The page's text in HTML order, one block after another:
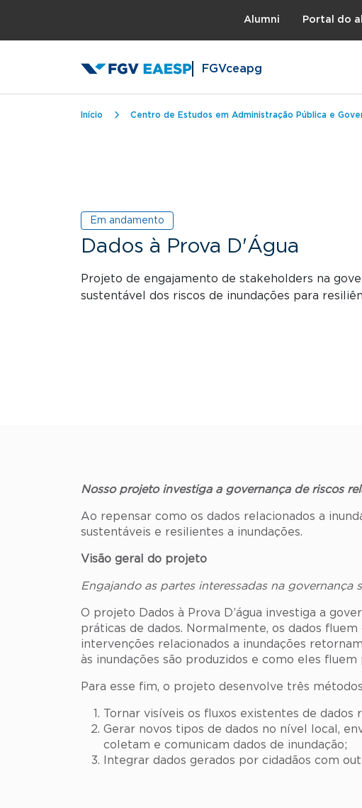
Alumni Portal do
FGVceapg
Trilha de navegação
Início Centro de Estudos em Administração Pública e
Em andamento
Dados à Prova D'Água
Projeto de engajamento de stakeholders na
sustentável dos riscos de inundações para
Nosso projeto investiga a governança de riscos
Ao repensar como os dados relacionados a
sustentáveis ​​e resilientes a inundações.
Visão geral do projeto
Engajando as partes interessadas na
O projeto Dados à Prova D’água investiga a
práticas de dados. Normalmente, os dados
intervenções relacionados a inundações
às inundações são produzidos e como eles
Para esse fim, o projeto desenvolve três
Tornar visíveis os fluxos existentes de
Gerar novos tipos de dados no nível local,
coletam e comunicam dados de inundação;
Integrar dados gerados por cidadãos com